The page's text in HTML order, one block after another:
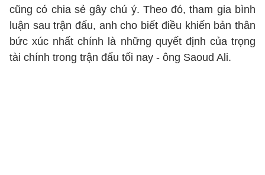
cũng có chia sẻ gây chú ý. Theo đó, tham gia bình
luận sau trận đấu, anh cho biết điều khiến bản thân
bức xúc nhất chính là những quyết định của trọng
tài chính trong trận đấu tối nay - ông Saoud Ali.